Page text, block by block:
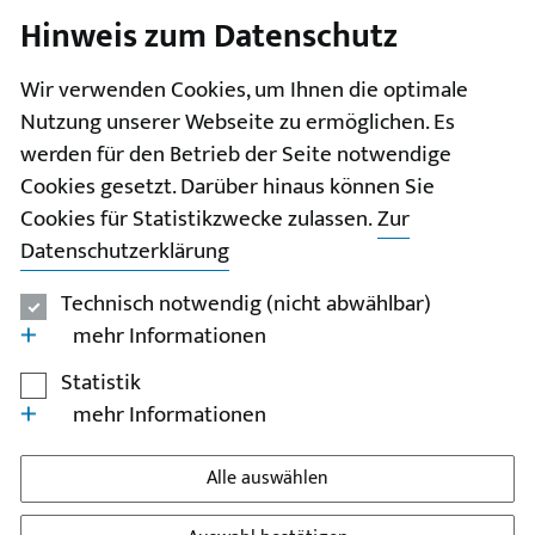
II
III
IV
V
Hinweis zum Datenschutz
Wir verwenden Cookies, um Ihnen die optimale
Nutzung unserer Webseite zu ermöglichen. Es
werden für den Betrieb der Seite notwendige
Cookies gesetzt. Darüber hinaus können Sie
Cookies für Statistikzwecke zulassen.Zur
Datenschutzerklärung
Technisch notwendig (nicht abwählbar)
mehr Informationen
Statistik
mehr Informationen
Alle auswählen